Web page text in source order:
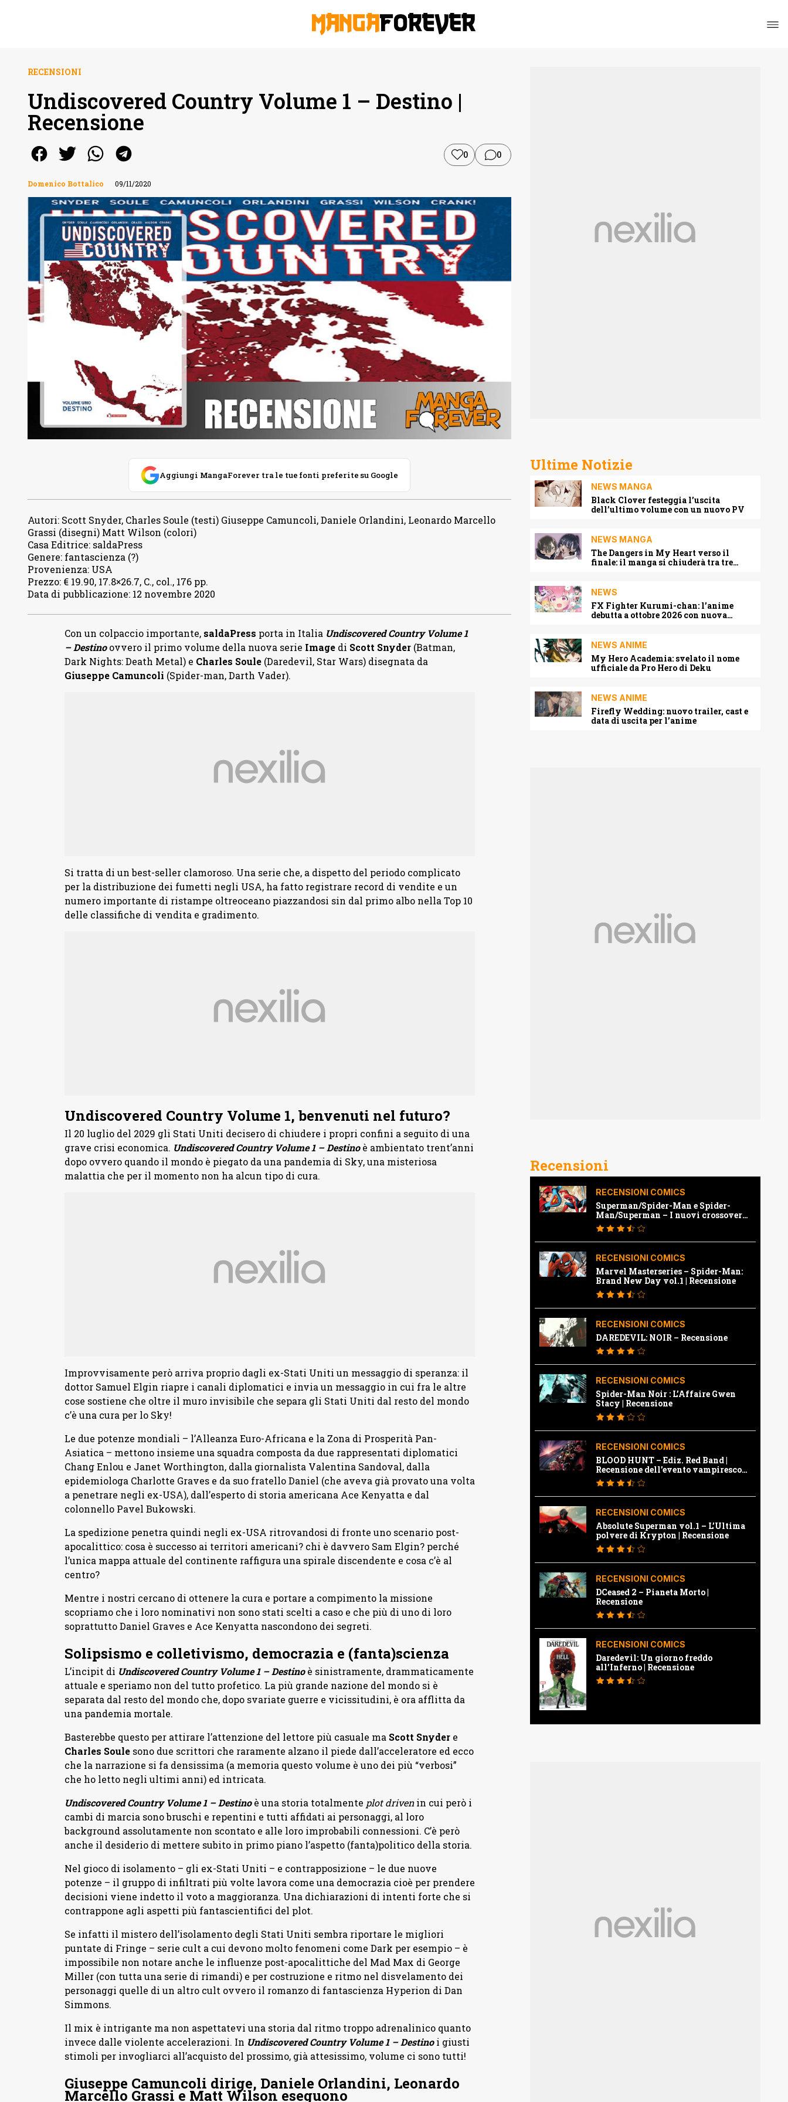
RECENSIONI
Undiscovered Country Volume 1 – Destino |
Recensione
0 0
Domenico Bottalico 09/11/2020
Aggiungi MangaForever tra le tue fonti preferite su Google
Autori: Scott Snyder, Charles Soule (testi) Giuseppe Camuncoli, Daniele Orlandini, Leonardo Marcello
Grassi (disegni) Matt Wilson (colori)
Casa Editrice: saldaPress
Genere: fantascienza (?)
Provenienza: USA
Prezzo: € 19.90, 17.8×26.7, C., col., 176 pp.
Data di pubblicazione: 12 novembre 2020
Con un colpaccio importante, saldaPress porta in Italia Undiscovered Country Volume 1
– Destinoovvero il primo volume della nuova serie Imagedi Scott Snyder(Batman,
Dark Nights: Death Metal) e Charles Soule(Daredevil, Star Wars) disegnata da
Giuseppe Camuncoli (Spider-man, Darth Vader).
Si tratta di un best-seller clamoroso. Una serie che, a dispetto del periodo complicato
per la distribuzione dei fumetti negli USA, ha fatto registrare record di vendite e un
numero importante di ristampe oltreoceano piazzandosi sin dal primo albo nella Top 10
delle classifiche di vendita e gradimento.
Undiscovered Country Volume 1, benvenuti nel futuro?
Il 20 luglio del 2029 gli Stati Uniti decisero di chiudere i propri confini a seguito di una
grave crisi economica. Undiscovered Country Volume 1 – Destinoè ambientato trent’anni
dopo ovvero quando il mondo è piegato da una pandemia di Sky, una misteriosa
malattia che per il momento non ha alcun tipo di cura.
Improvvisamente però arriva proprio dagli ex-Stati Uniti un messaggio di speranza: il
dottor Samuel Elgin riapre i canali diplomatici e invia un messaggio in cui fra le altre
cose sostiene che oltre il muro invisibile che separa gli Stati Uniti dal resto del mondo
c’è una cura per lo Sky!
Le due potenze mondiali – l’Alleanza Euro-Africana e la Zona di Prosperità Pan-
Asiatica – mettono insieme una squadra composta da due rappresentati diplomatici
Chang Enlou e Janet Worthington, dalla giornalista Valentina Sandoval, dalla
epidemiologa Charlotte Graves e da suo fratello Daniel (che aveva già provato una volta
a penetrare negli ex-USA), dall’esperto di storia americana Ace Kenyatta e dal
colonnello Pavel Bukowski.
La spedizione penetra quindi negli ex-USA ritrovandosi di fronte uno scenario post-
apocalittico: cosa è successo ai territori americani? chi è davvero Sam Elgin? perché
l’unica mappa attuale del continente raffigura una spirale discendente e cosa c’è al
centro?
Mentre i nostri cercano di ottenere la cura e portare a compimento la missione
scopriamo che i loro nominativi non sono stati scelti a caso e che più di uno di loro
soprattutto Daniel Graves e Ace Kenyatta nascondono dei segreti.
Solipsismo e colletivismo, democrazia e (fanta)scienza
L’incipit di Undiscovered Country Volume 1 – Destinoè sinistramente, drammaticamente
attuale e speriamo non del tutto profetico. La più grande nazione del mondo si è
separata dal resto del mondo che, dopo svariate guerre e vicissitudini, è ora afflitta da
una pandemia mortale.
Basterebbe questo per attirare l’attenzione del lettore più casuale ma Scott Snydere
Charles Soulesono due scrittori che raramente alzano il piede dall’acceleratore ed ecco
che la narrazione si fa densissima (a memoria questo volume è uno dei più “verbosi”
che ho letto negli ultimi anni) ed intricata.
Undiscovered Country Volume 1 – Destinoè una storia totalmente plot drivenin cui però i
cambi di marcia sono bruschi e repentini e tutti affidati ai personaggi, al loro
background assolutamente non scontato e alle loro improbabili connessioni. C’è però
anche il desiderio di mettere subito in primo piano l’aspetto (fanta)politico della storia.
Nel gioco di isolamento – gli ex-Stati Uniti – e contrapposizione – le due nuove
potenze – il gruppo di infiltrati più volte lavora come una democrazia cioè per prendere
decisioni viene indetto il voto a maggioranza. Una dichiarazioni di intenti forte che si
contrappone agli aspetti più fantascientifici del plot.
Se infatti il mistero dell’isolamento degli Stati Uniti sembra riportare le migliori
puntate di Fringe – serie cult a cui devono molto fenomeni come Dark per esempio – è
impossibile non notare anche le influenze post-apocalittiche del Mad Max di George
Miller (con tutta una serie di rimandi) e per costruzione e ritmo nel disvelamento dei
personaggi quelle di un altro cult ovvero il romanzo di fantascienza Hyperion di Dan
Simmons.
Il mix è intrigante ma non aspettatevi una storia dal ritmo troppo adrenalinico quanto
invece dalle violente accelerazioni. In Undiscovered Country Volume 1 – Destinoi giusti
stimoli per invogliarci all’acquisto del prossimo, già attesissimo, volume ci sono tutti!
Giuseppe Camuncoli dirige, Daniele Orlandini, Leonardo
Marcello Grassi e Matt Wilson eseguono
Ultime Notizie
NEWS MANGA
Black Clover festeggia l’uscita
dell’ultimo volume con un nuovo PV
NEWS MANGA
The Dangers in My Heart verso il
finale: il manga si chiuderà tra tre
NEWS
FX Fighter Kurumi-chan: l’anime
debutta a ottobre 2026 con nuova
NEWS ANIME
My Hero Academia: svelato il nome
ufficiale da Pro Hero di Deku
NEWS ANIME
Firefly Wedding: nuovo trailer, cast e
data di uscita per l’anime
Recensioni
RECENSIONI COMICS
Superman/Spider-Man e Spider-
Man/Superman – I nuovi crossover
Marvel e Dc | Recensione
RECENSIONI COMICS
Marvel Masterseries – Spider-Man:
Brand New Day vol.1 | Recensione
RECENSIONI COMICS
DAREDEVIL: NOIR – Recensione
RECENSIONI COMICS
Spider-Man Noir : L’Affaire Gwen
Stacy | Recensione
RECENSIONI COMICS
BLOOD HUNT – Ediz. Red Band |
Recensione dell’evento vampiresco
della Marvel
RECENSIONI COMICS
Absolute Superman vol.1 – L’Ultima
polvere di Krypton | Recensione
RECENSIONI COMICS
DCeased 2 – Pianeta Morto |
Recensione
RECENSIONI COMICS
Daredevil: Un giorno freddo
all’Inferno | Recensione